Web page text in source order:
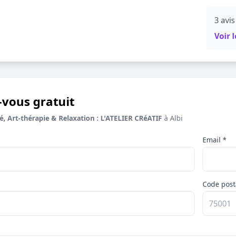
3
Voir
vous gratuit
Art-thérapie & Relaxation : L'ATELIER CRéATIF à Albi
Email *
Code